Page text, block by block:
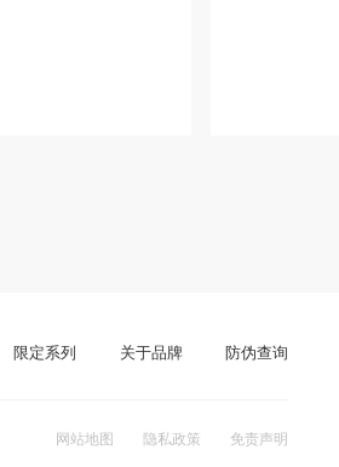
限定系列 关于品牌 防伪查询
网站地图 隐私政策 免责声明